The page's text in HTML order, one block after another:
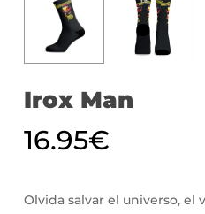
Irox Man
16.95€
Olvida salvar el universo, el